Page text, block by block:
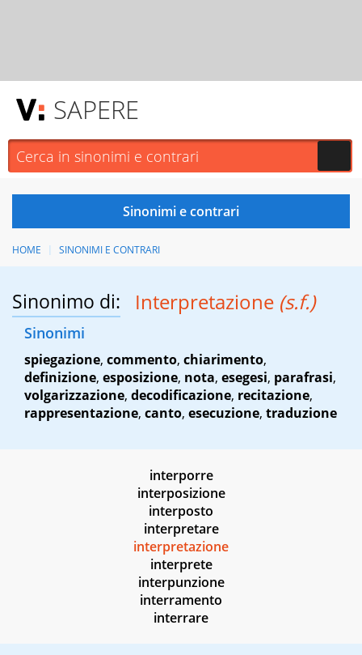
SAPERE
HOME SINONIMI E CONTRARI
Sinonimo di: Interpretazione (s.f.)
Sinonimi
spiegazione, commento, chiarimento,
definizione, esposizione, nota, esegesi, parafrasi,
volgarizzazione, decodificazione, recitazione,
rappresentazione, canto, esecuzione, traduzione
interporre
interposizione
interposto
interpretare
interpretazione
interprete
interpunzione
interramento
interrare